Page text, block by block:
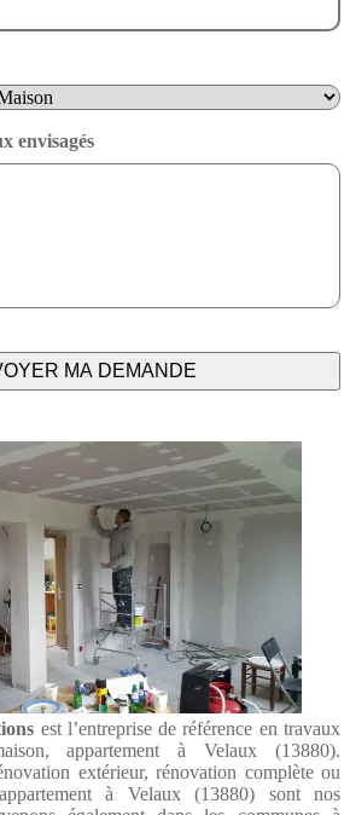
envisagés
est l’entreprise de référence en travaux
appartement à Velaux (13880).
extérieur, rénovation complète ou
à Velaux (13880) sont nos